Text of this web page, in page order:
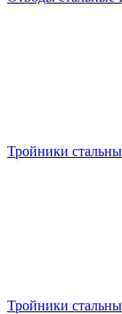
Тройники
Тройники